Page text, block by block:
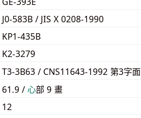
J0-583B / JIS X 0208-1990
KP1-435B
K2-3279
T3-3B63 / CNS11643-1992 第3字面
61.9 / ⼼部 9 畫
12